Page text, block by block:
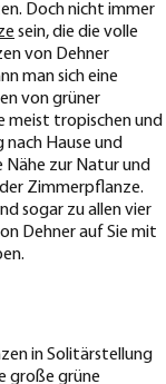
Doch nicht immer
sein, die die volle
von Dehner
man sich eine
von grüner
meist tropischen und
Hause und
Nähe zur Natur und
Zimmerpflanze.
sogar zu allen vier
Dehner auf Sie mit
in Solitärstellung
große grüne